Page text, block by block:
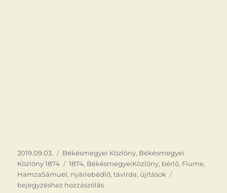
Közzétéve
2019.09.03. Kategória
Békésmegyei Közlöny, Békésmegyei
Közlöny 1874
Címke
1874, BékésmegyeiKözlöny, bérlő, Fiume,
HamzaSámuel, nyáriebédlő,távírda, újítások
bejegyzéshez hozzászólás